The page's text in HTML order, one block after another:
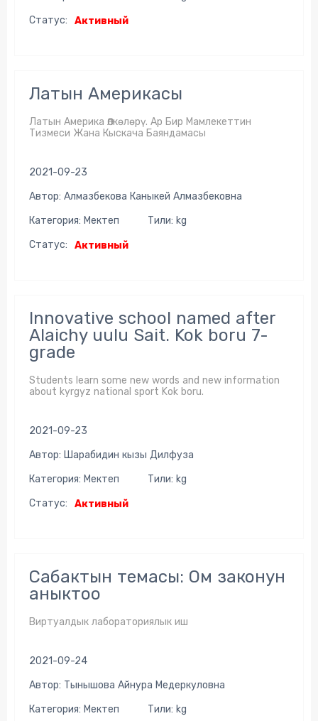
Статус:
Активный
Латын Америкасы
Латын Америка Өлкөлөрү. Ар Бир Мамлекеттин
Тизмеси Жана Кыскача Баяндамасы
2021-09-23
Автор: Алмазбекова Каныкей Алмазбековна
Категория: Мектеп
Тили: kg
Статус:
Активный
Innovative school named after
Alaichy uulu Sait. Kok boru 7-
grade
Students learn some new words and new information
about kyrgyz national sport Kok boru.
2021-09-23
Автор: Шарабидин кызы Дилфуза
Категория: Мектеп
Тили: kg
Статус:
Активный
Сабактын темасы: Ом законун
аныктоо
Виртуалдык лабораториялык иш
2021-09-24
Автор: Тынышова Айнура Медеркуловна
Категория: Мектеп
Тили: kg